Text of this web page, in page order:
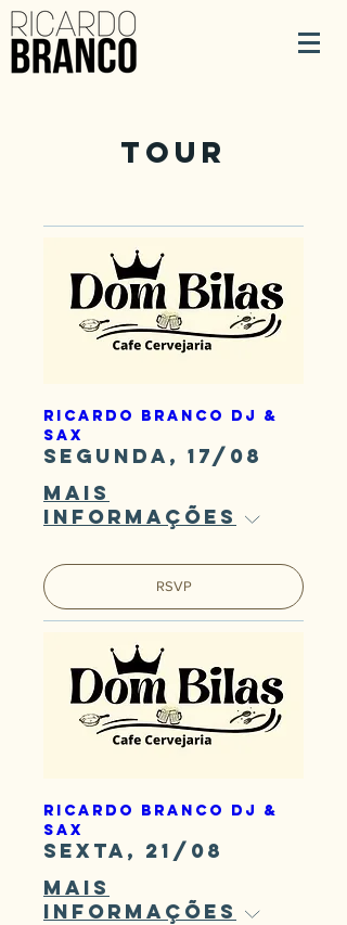
Tour
Ricardo Branco DJ &
Sax
segunda, 17/08
Mais
informações
RSVP
Ricardo Branco DJ &
Sax
sexta, 21/08
Mais
informações